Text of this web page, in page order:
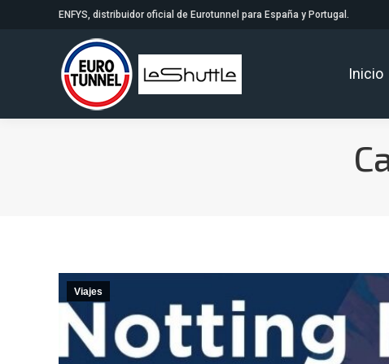
ENFYS, distribuidor oficial de Eurotunnel para España y Portugal.
Inicio
Viajes